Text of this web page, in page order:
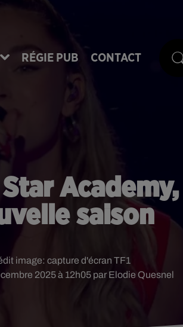
RÉGIE PUB CONTACT
saison
2025 à 12h05 par Elodie Quesnel
image: capture d'écran TF1